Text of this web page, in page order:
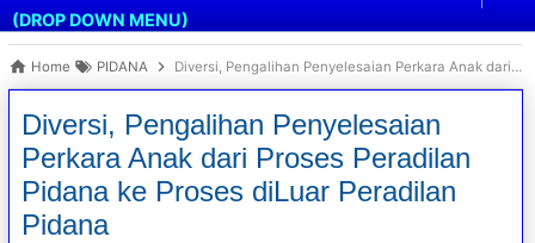
(DROP DOWN MENU)
Home PIDANA Diversi, Pengalihan Penyelesaian Perkara Anak dari Proses Peradilan Pidana ke Proses diLuar Peradilan Pidana
Diversi, Pengalihan Penyelesaian
Perkara Anak dari Proses Peradilan
Pidana ke Proses diLuar Peradilan
Pidana